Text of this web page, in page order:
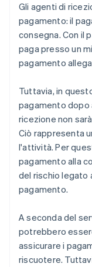
Gli agenti di
pagamento: il
consegna. Con il
paga presso un
pagamento
Tuttavia, in
pagamento dopo
ricezione non
Ciò rappresenta
l'attività. Per
pagamento alla
del rischio legato
pagamento.
A seconda del
potrebbero
assicurare i
riscuotere.